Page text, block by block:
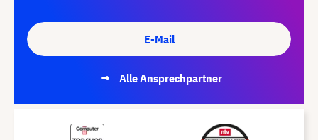
E-Mail
Alle Ansprechpartner